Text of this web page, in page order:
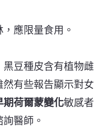
，應限量食用。
黑豆種皮含有植物雌
有些報告顯示對女
期荷爾蒙變化敏感者
醫師。